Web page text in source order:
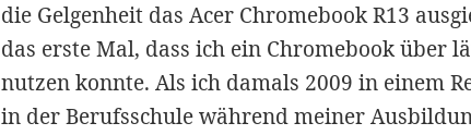
die Gelgenheit das Acer Chromebook R13
das erste Mal, dass ich ein Chromebook über
nutzen konnte. Als ich damals 2009 in einem
in der Berufsschule während meiner